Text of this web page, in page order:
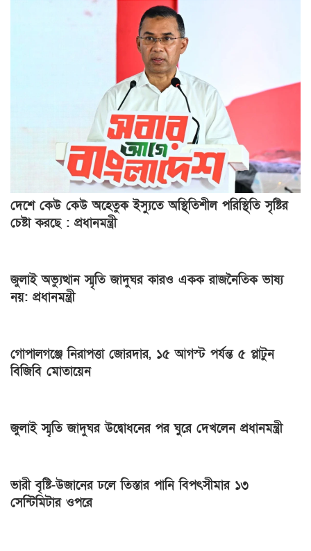
দেশে কেউ কেউ অহেতুক ইস্যুতে অস্থিতিশীল পরিস্থিতি সৃষ্টির
চেষ্টা করছে : প্রধানমন্ত্রী
জুলাই অভ্যুত্থান স্মৃতি জাদুঘর কারও একক রাজনৈতিক ভাষ্য
নয়: প্রধানমন্ত্রী
গোপালগঞ্জে নিরাপত্তা জোরদার, ১৫ আগস্ট পর্যন্ত ৫ প্লাটুন
বিজিবি মোতায়েন
জুলাই স্মৃতি জাদুঘর উদ্বোধনের পর ঘুরে দেখলেন প্রধানমন্ত্রী
ভারী বৃষ্টি-উজানের ঢলে তিস্তার পানি বিপৎসীমার ১৩
সেন্টিমিটার ওপরে